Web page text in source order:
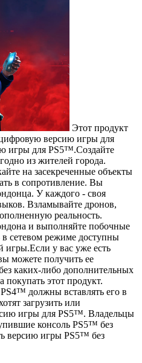
Этот продукт
цифровую версию игры для
игры для PS5™.Создайте
из жителей города.
на засекреченные объекты
в сопротивление. Вы
У каждого - своя
Взламывайте дронов,
реальность.
и выполняйте побочные
в сетевом режиме доступны
игры.Если у вас уже есть
можете получить ее
каких-либо дополнительных
покупать этот продукт.
должны вставлять его в
загрузить или
игры для PS5™. Владельцы
консоль PS5™ без
версию игры PS5™ без